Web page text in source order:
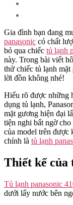
Gia đình bạn đang
panasonic có chất
bỏ qua chiếc tủ lạnh
này. Trong bài viết
thử chiếc tủ lạnh mặt
lời đồn không nhé!
Hiểu rõ được những
dụng tủ lạnh,
mặt gương hiện đại
tiện nghi bất ngờ
của model trên được
chính là tủ lạnh
Thiết kế của
Tủ lạnh panasonic
dưới lấy nước bên